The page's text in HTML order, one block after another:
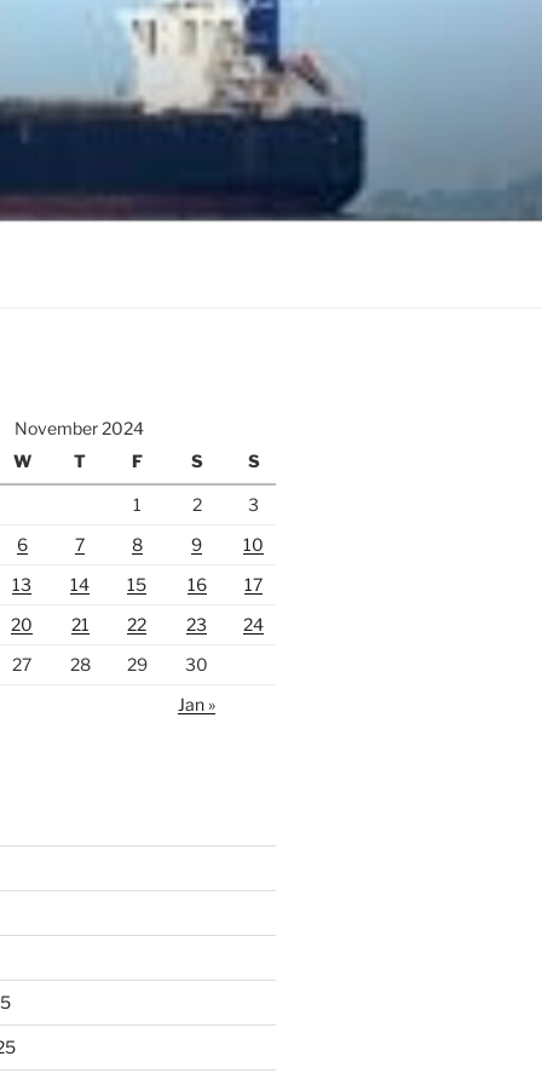
November 2024
W T F S S
1 2
3
6 7 8 9
10
13 14 15 16
17
20 21 22 23
24
27 28 29
30
Jan »